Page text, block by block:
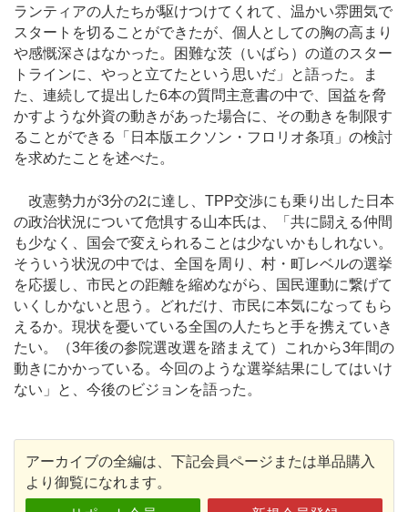
ランティアの人たちが駆けつけてくれて、温かい雰囲気で
スタートを切ることができたが、個人としての胸の高まり
や感慨深さはなかった。困難な茨（いばら）の道のスター
トラインに、やっと立てたという思いだ」と語った。ま
た、連続して提出した6本の質問主意書の中で、国益を脅
かすような外資の動きがあった場合に、その動きを制限す
ることができる「日本版エクソン・フロリオ条項」の検討
を求めたことを述べた。
改憲勢力が3分の2に達し、TPP交渉にも乗り出した日本
の政治状況について危惧する山本氏は、「共に闘える仲間
も少なく、国会で変えられることは少ないかもしれない。
そういう状況の中では、全国を周り、村・町レベルの選挙
を応援し、市民との距離を縮めながら、国民運動に繋げて
いくしかないと思う。どれだけ、市民に本気になってもら
えるか。現状を憂いている全国の人たちと手を携えていき
たい。（3年後の参院選改選を踏まえて）これから3年間の
動きにかかっている。今回のような選挙結果にしてはいけ
ない」と、今後のビジョンを語った。
アーカイブの全編は、下記会員ページまたは単品購入
より御覧になれます。